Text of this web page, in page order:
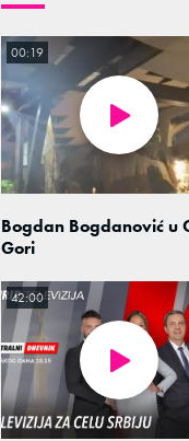
Bogdan Bogdanović u
Gori
00:19
42:00